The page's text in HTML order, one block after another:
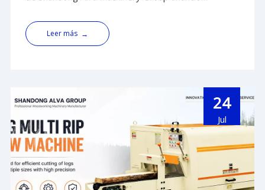
Modelo 219 ha completado todo su procedimiento
de prueba y todos los indicadores de rendimiento
Leer más →
24
Jul